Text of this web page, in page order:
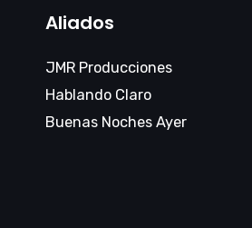
Aliados
JMR Producciones
Hablando Claro
Buenas Noches Ayer